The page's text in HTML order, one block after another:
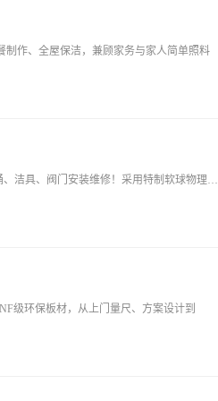
作、全屋保洁，兼顾家务与家人简单照料
本地专业电工服务，线路布线安装，开关、插座、灯具、空开安装维修，线路跳闸故障排查！水管测漏维修，上下水改造，水龙头、马桶、洁具、阀门安装维修！采用特制软球物理疏通清
级环保板材，从上门量尺、方案设计到